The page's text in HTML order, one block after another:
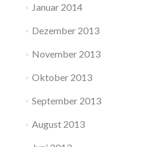
Januar 2014
Dezember 2013
November 2013
Oktober 2013
September 2013
August 2013